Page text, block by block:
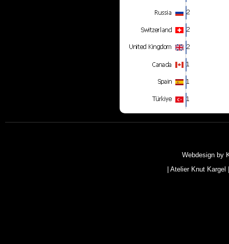
Webdesign by
|Atelier Knut Kargel